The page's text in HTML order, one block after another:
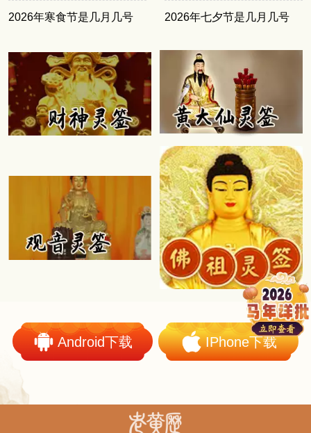
2026年寒食节是几月几号 2026年七夕节是几月几号
Android下载 IPhone下载